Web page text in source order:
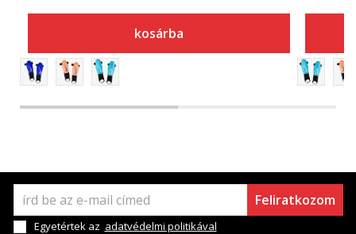
kosárba
Feliratkozom
Egyetértek az adatvédelmi politikával